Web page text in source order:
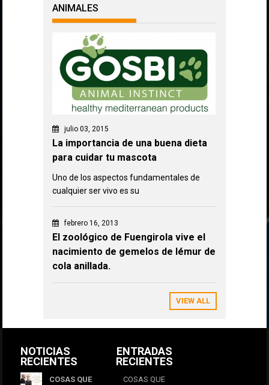
ANIMALES
julio 03, 2015
La importancia de una buena dieta
para cuidar tu mascota
Uno de los aspectos fundamentales de
cualquier ser vivo es su
febrero 16, 2013
El zoológico de Fuengirola vive el
nacimiento de gemelos de lémur de
cola anillada.
VIEW ALL
NOTICIAS
RECIENTES
COSAS QUE
ENTRADAS
RECIENTES
COSAS QUE